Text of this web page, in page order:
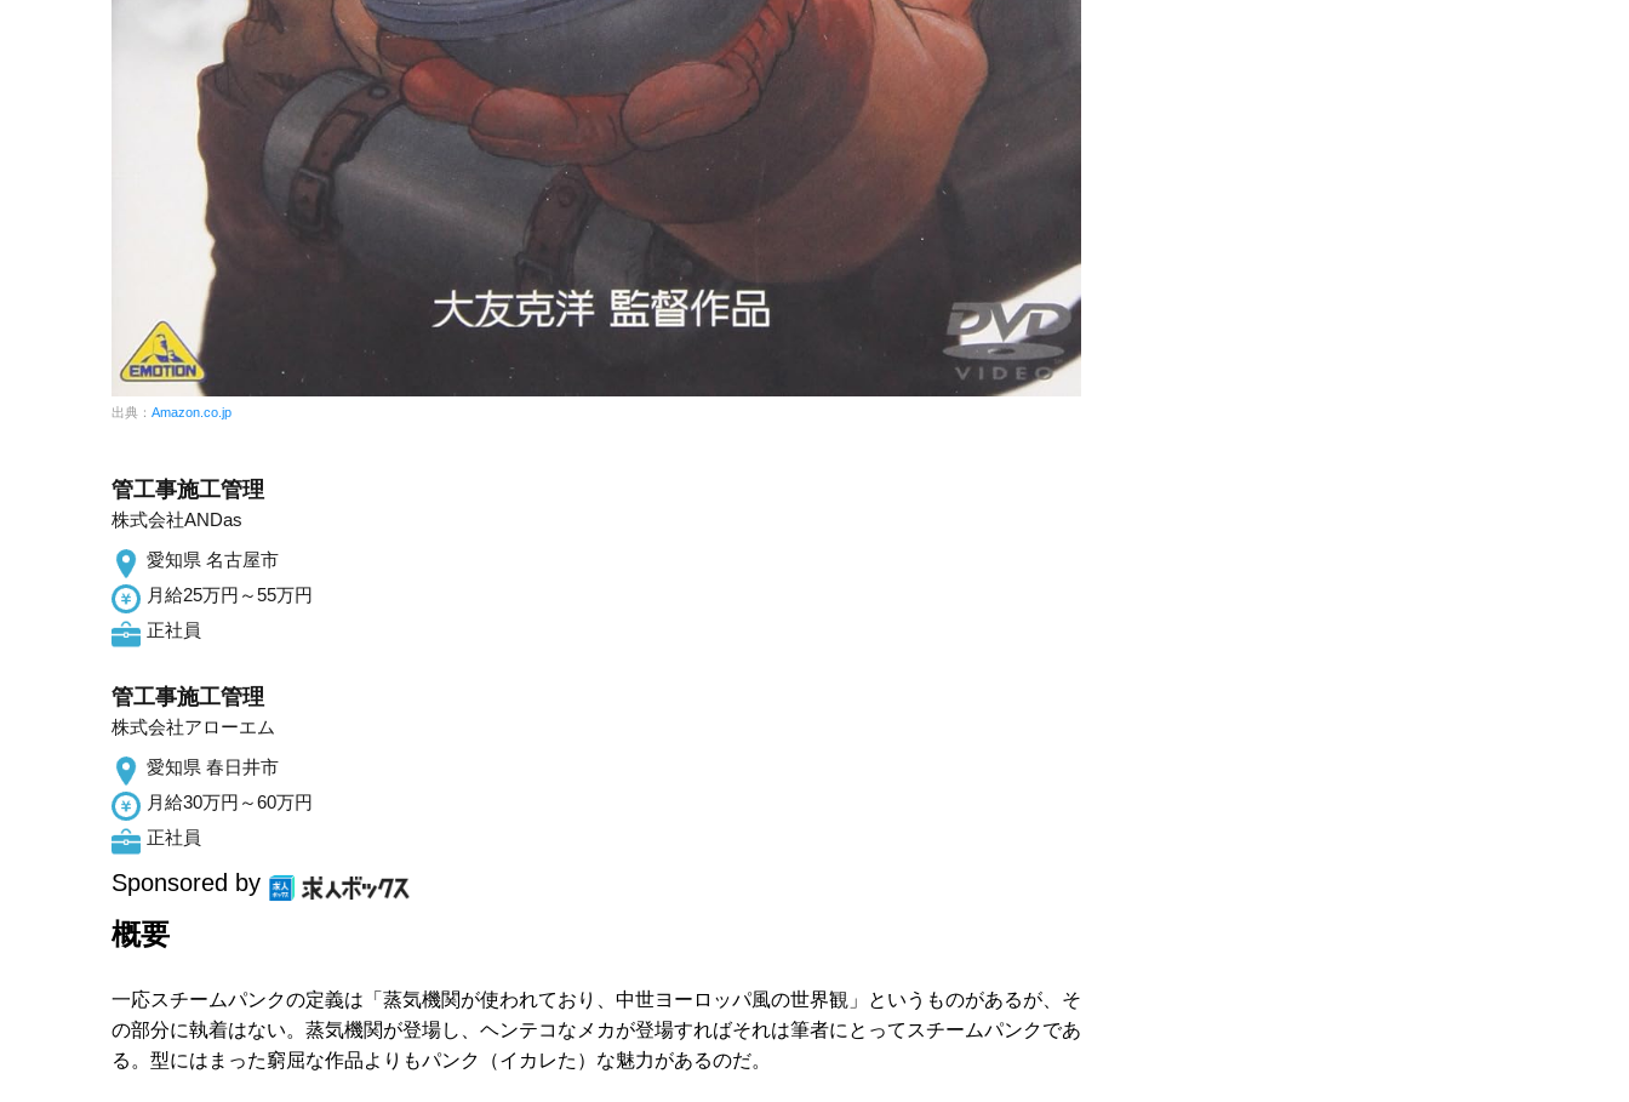
出典： Amazon.co.jp
管工事施工管理
株式会社ANDas
愛知県 名古屋市
月給25万円～55万円
正社員
管工事施工管理
株式会社アローエム
愛知県 春日井市
月給30万円～60万円
正社員
Sponsored by
概要
一応スチームパンクの定義は「蒸気機関が使われており、中世ヨーロッパ風の世界観」というものがあるが、そ
の部分に執着はない。蒸気機関が登場し、ヘンテコなメカが登場すればそれは筆者にとってスチームパンクであ
る。型にはまった窮屈な作品よりもパンク（イカレた）な魅力があるのだ。